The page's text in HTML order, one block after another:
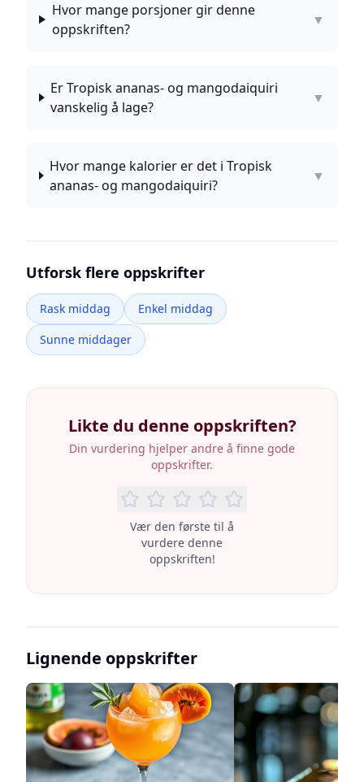
Hvor mange porsjoner gir denne
oppskriften?
▼
Er Tropisk ananas- og mangodaiquiri
vanskelig å lage?
▼
Hvor mange kalorier er det i Tropisk
ananas- og mangodaiquiri?
▼
Utforsk flere oppskrifter
Rask middag
Enkel middag
Sunne middager
Likte du denne oppskriften?
Din vurdering hjelper andre å finne gode
oppskrifter.
Vær den første til å
vurdere denne
oppskriften!
Lignende oppskrifter